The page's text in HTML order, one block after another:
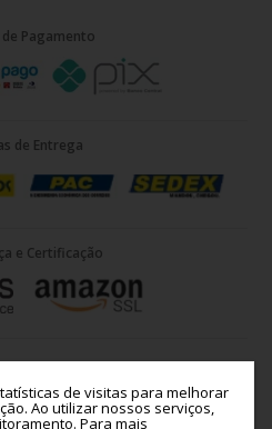
de visitas para melhorar
Ao utilizar nossos serviços,
Para mais
Pagamento
de Entrega
e Certificação
Jundiaí - SP - CEP: 13201-001